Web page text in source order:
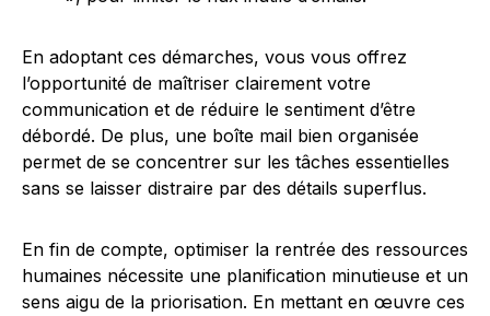
En adoptant ces démarches, vous vous offrez
l’opportunité de maîtriser clairement votre
communication et de réduire le sentiment d’être
débordé. De plus, une boîte mail bien organisée
permet de se concentrer sur les tâches essentielles
sans se laisser distraire par des détails superflus.
En fin de compte, optimiser la rentrée des ressources
humaines nécessite une planification minutieuse et un
sens aigu de la priorisation. En mettant en œuvre ces